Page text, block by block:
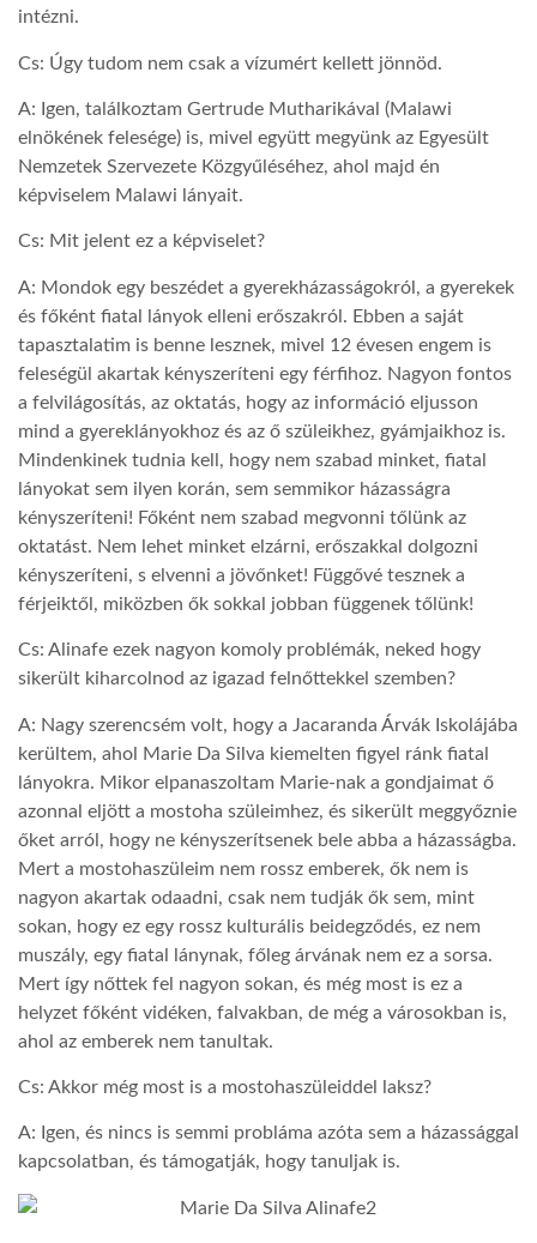
GLOBOBOOK
intézni.
Cs: Úgy tudom nem csak a vízumért kellett jönnöd.
A: Igen, találkoztam Gertrude Mutharikával (Malawi
elnökének felesége) is, mivel együtt megyünk az Egyesült
Nemzetek Szervezete Közgyűléséhez, ahol majd én
képviselem Malawi lányait.
Cs: Mit jelent ez a képviselet?
A: Mondok egy beszédet a gyerekházasságokról, a gyerekek
és főként fiatal lányok elleni erőszakról. Ebben a saját
tapasztalatim is benne lesznek, mivel 12 évesen engem is
feleségül akartak kényszeríteni egy férfihoz. Nagyon fontos
a felvilágosítás, az oktatás, hogy az információ eljusson
mind a gyereklányokhoz és az ő szüleikhez, gyámjaikhoz is.
Mindenkinek tudnia kell, hogy nem szabad minket, fiatal
lányokat sem ilyen korán, sem semmikor házasságra
kényszeríteni! Főként nem szabad megvonni tőlünk az
oktatást. Nem lehet minket elzárni, erőszakkal dolgozni
kényszeríteni, s elvenni a jövőnket! Függővé tesznek a
férjeiktől, miközben ők sokkal jobban függenek tőlünk!
Cs: Alinafe ezek nagyon komoly problémák, neked hogy
sikerült kiharcolnod az igazad felnőttekkel szemben?
A: Nagy szerencsém volt, hogy a Jacaranda Árvák Iskolájába
kerültem, ahol Marie Da Silva kiemelten figyel ránk fiatal
lányokra. Mikor elpanaszoltam Marie-nak a gondjaimat ő
azonnal eljött a mostoha szüleimhez, és sikerült meggyőznie
őket arról, hogy ne kényszerítsenek bele abba a házasságba.
Mert a mostohaszüleim nem rossz emberek, ők nem is
nagyon akartak odaadni, csak nem tudják ők sem, mint
sokan, hogy ez egy rossz kulturális beidegződés, ez nem
muszály, egy fiatal lánynak, főleg árvának nem ez a sorsa.
Mert így nőttek fel nagyon sokan, és még most is ez a
helyzet főként vidéken, falvakban, de még a városokban is,
ahol az emberek nem tanultak.
Cs: Akkor még most is a mostohaszüleiddel laksz?
A: Igen, és nincs is semmi probláma azóta sem a házassággal
kapcsolatban, és támogatják, hogy tanuljak is.